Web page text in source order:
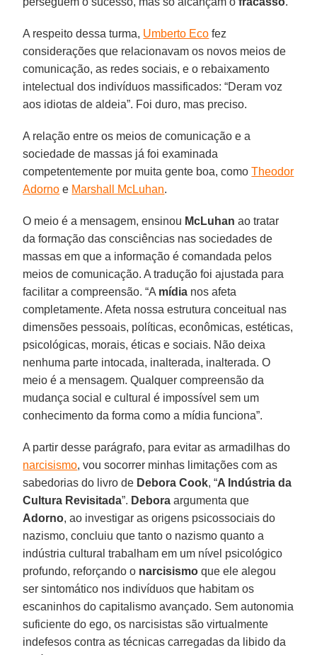
A respeito dessa turma, Umberto Eco fez
considerações que relacionavam os novos meios de
comunicação, as redes sociais, e o rebaixamento
intelectual dos indivíduos massificados: “Deram voz
aos idiotas de aldeia”. Foi duro, mas preciso.
A relação entre os meios de comunicação e a
sociedade de massas já foi examinada
competentemente por muita gente boa, comoTheodor
Adorno e Marshall McLuhan.
O meio é a mensagem, ensinou McLuhan ao tratar
da formação das consciências nas sociedades de
massas em que a informação é comandada pelos
meios de comunicação. A tradução foi ajustada para
facilitar a compreensão. “A mídia nos afeta
completamente. Afeta nossa estrutura conceitual nas
dimensões pessoais, políticas, econômicas, estéticas,
psicológicas, morais, éticas e sociais. Não deixa
nenhuma parte intocada, inalterada, inalterada. O
meio é a mensagem. Qualquer compreensão da
mudança social e cultural é impossível sem um
conhecimento da forma como a mídia funciona”.
A partir desse parágrafo, para evitar as armadilhas do
narcisismo, vou socorrer minhas limitações com as
sabedorias do livro de Debora Cook, “A Indústria da
Cultura Revisitada”. Debora argumenta que
Adorno, ao investigar as origens psicossociais do
nazismo, concluiu que tanto o nazismo quanto a
indústria cultural trabalham em um nível psicológico
profundo, reforçando o narcisismo que ele alegou
ser sintomático nos indivíduos que habitam os
escaninhos do capitalismo avançado. Sem autonomia
suficiente do ego, os narcisistas são virtualmente
indefesos contra as técnicas carregadas da libido da